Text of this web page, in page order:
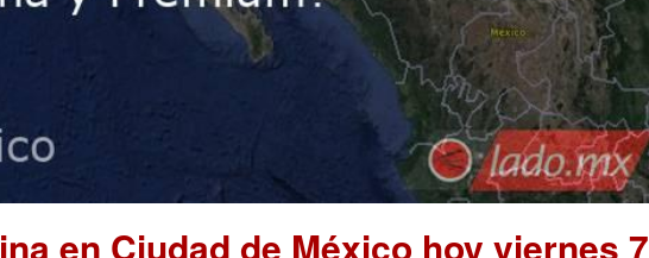
en Ciudad de México hoy viernes 7